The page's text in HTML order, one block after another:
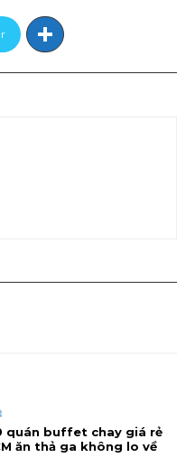
quán buffet chay giá rẻ
ăn thả ga không lo về